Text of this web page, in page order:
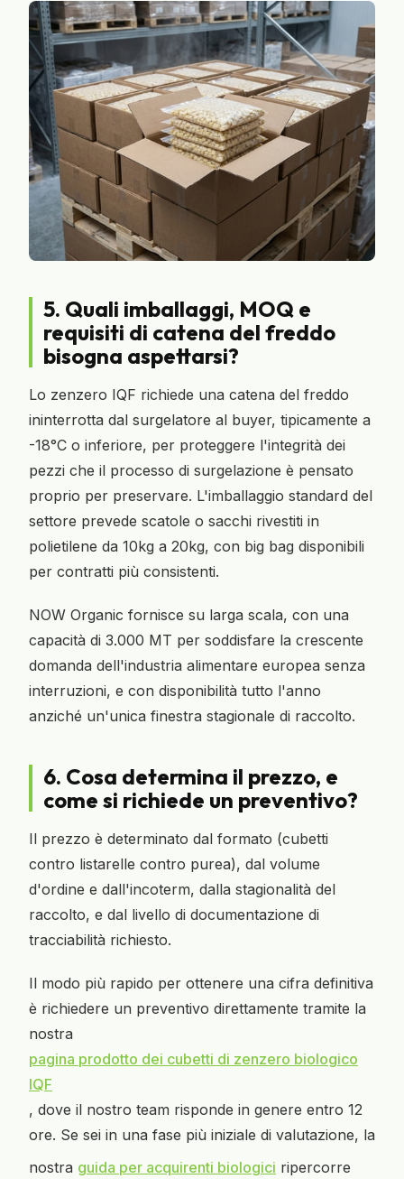
5. Quali imballaggi, MOQ e
requisiti di catena del freddo
bisogna aspettarsi?
Lo zenzero IQF richiede una catena del freddo
ininterrotta dal surgelatore al buyer, tipicamente a
-18°C o inferiore, per proteggere l'integrità dei
pezzi che il processo di surgelazione è pensato
proprio per preservare. L'imballaggio standard del
settore prevede scatole o sacchi rivestiti in
polietilene da 10kg a 20kg, con big bag disponibili
per contratti più consistenti.
NOW Organic fornisce su larga scala, con una
capacità di 3.000 MT per soddisfare la crescente
domanda dell'industria alimentare europea senza
interruzioni, e con disponibilità tutto l'anno
anziché un'unica finestra stagionale di raccolto.
6. Cosa determina il prezzo, e
come si richiede un preventivo?
Il prezzo è determinato dal formato (cubetti
contro listarelle contro purea), dal volume
d'ordine e dall'incoterm, dalla stagionalità del
raccolto, e dal livello di documentazione di
tracciabilità richiesto.
Il modo più rapido per ottenere una cifra definitiva
è richiedere un preventivo direttamente tramite la
nostra
pagina prodotto dei cubetti di zenzero biologico
IQF
, dove il nostro team risponde in genere entro 12
ore. Se sei in una fase più iniziale di valutazione, la
nostra guida per acquirenti biologici ripercorre